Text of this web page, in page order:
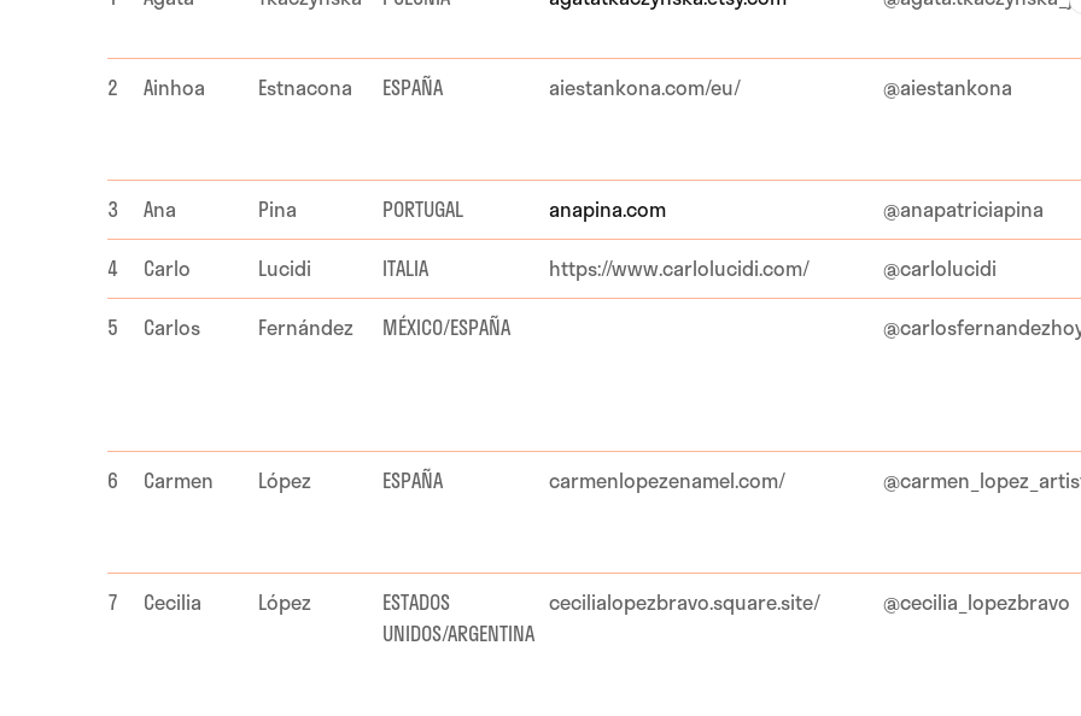
2 Ainhoa Estnacona ESPAÑA aiestankona.com/eu/ @aiestankona
3 Ana Pina PORTUGAL anapina.com
@anapatriciapina
4
Carlo Lucidi ITALIA https://www.carlolucidi.com/
@carlolucidi
5
Carlos Fernández MÉXICO/ESPAÑA
6 Carmen López ESPAÑA carmenlopezenamel.com/
7 Cecilia López
ESTADOS
UNIDOS/ARGENTINA
cecilialopezbravo.square.site/ @cecilia_lopezbravo